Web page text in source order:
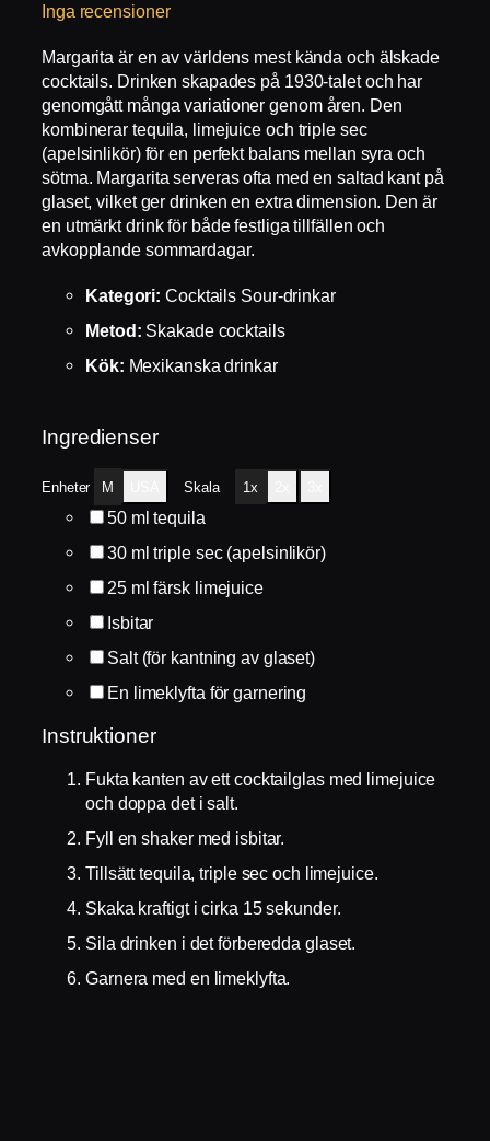
Inga recensioner
Margarita är en av världens mest kända och älskade
cocktails. Drinken skapades på 1930-talet och har
genomgått många variationer genom åren. Den
kombinerar tequila, limejuice och triple sec
(apelsinlikör) för en perfekt balans mellan syra och
sötma. Margarita serveras ofta med en saltad kant på
glaset, vilket ger drinken en extra dimension. Den är
en utmärkt drink för både festliga tillfällen och
avkopplande sommardagar.
Kategori: Cocktails Sour-drinkar
Metod: Skakade cocktails
Kök: Mexikanska drinkar
Ingredienser
Enheter M Skala 1x
50 ml tequila
30 ml triple sec (apelsinlikör)
25 ml färsk limejuice
Isbitar
Salt (för kantning av glaset)
En limeklyfta för garnering
Instruktioner
Fukta kanten av ett cocktailglas med limejuice
och doppa det i salt.
Fyll en shaker med isbitar.
Tillsätt tequila, triple sec och limejuice.
Skaka kraftigt i cirka 15 sekunder.
Sila drinken i det förberedda glaset.
Garnera med en limeklyfta.